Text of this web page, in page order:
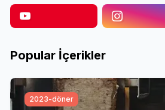
Popular İçerikler
2023-döner